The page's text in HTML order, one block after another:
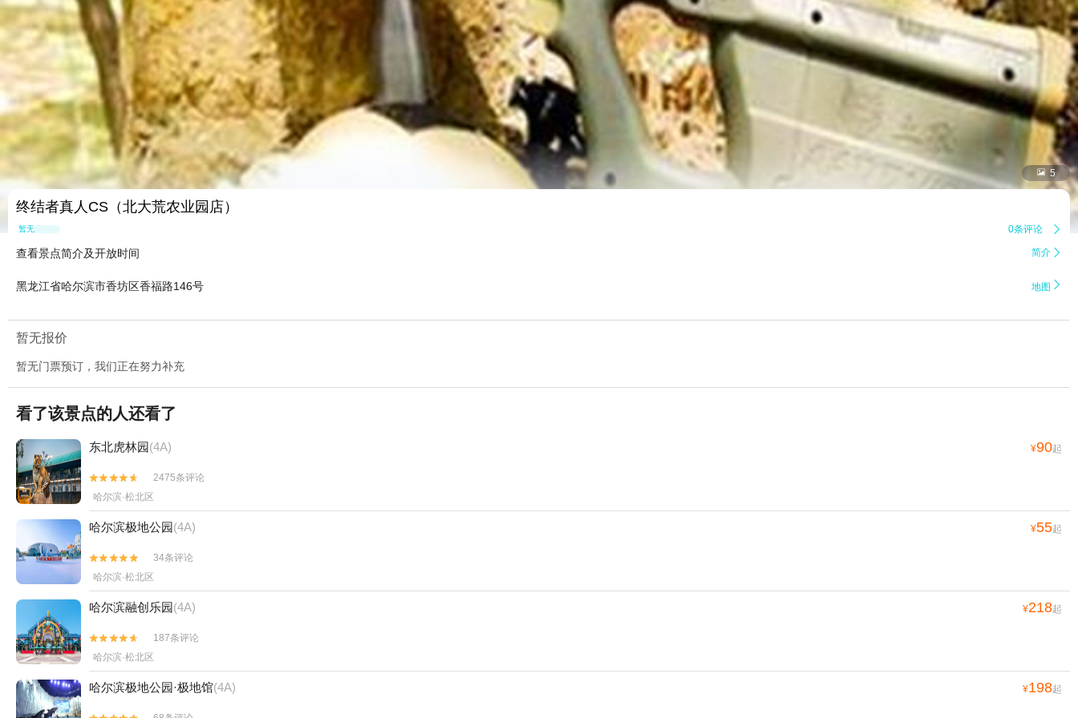
 5
终结者真人CS（北大荒农业园店）
暂无点评 0条评论 
查看景点简介及开放时间 简介 
黑龙江省哈尔滨市香坊区香福路146号 地图 
暂无报价
暂无门票预订，我们正在努力补充
看了该景点的人还看了
东北虎林园(4A) ¥90起


2475条评论
哈尔滨·松北区
哈尔滨极地公园(4A) ¥55起


34条评论
哈尔滨·松北区
哈尔滨融创乐园(4A) ¥218起


187条评论
哈尔滨·松北区
哈尔滨极地公园·极地馆(4A) ¥198起